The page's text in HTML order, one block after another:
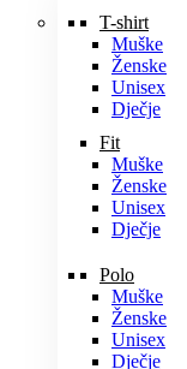
T-shirt
Muške
Ženske
Unisex
Dječje
Fit
Muške
Ženske
Unisex
Dječje
Polo
Muške
Ženske
Unisex
Dječje